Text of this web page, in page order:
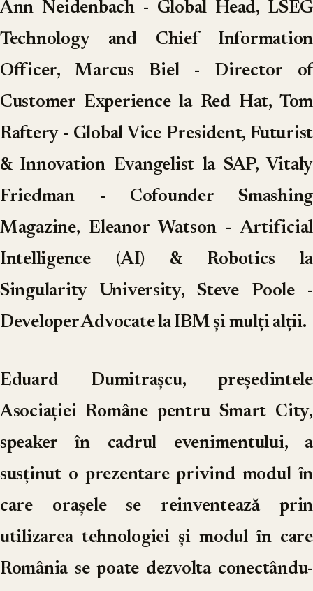
Ann Neidenbach - Global Head, LSEG
Technology and Chief Information
Officer, Marcus Biel - Director of
Customer Experience la Red Hat, Tom
Raftery - Global Vice President, Futurist
& Innovation Evangelist la SAP, Vitaly
Friedman - Cofounder Smashing
Magazine, Eleanor Watson - Artificial
Intelligence (AI) & Robotics la
Singularity University, Steve Poole -
Developer Advocate la IBM și mulți alții.
Eduard Dumitrașcu, președintele
Asociației Române pentru Smart City,
speaker în cadrul evenimentului, a
susținut o prezentare privind modul în
care orașele se reinventează prin
utilizarea tehnologiei și modul în care
România se poate dezvolta conectându-